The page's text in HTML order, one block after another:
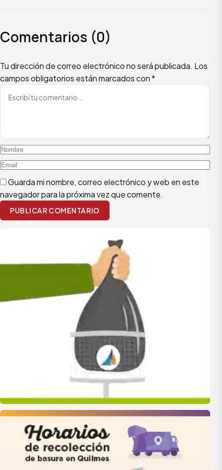
Comentarios (0)
Tu dirección de correo electrónico no será publicada. Los
campos obligatorios están marcados con*
Escribí tu comentario
Nombre
Email
Guarda mi nombre, correo electrónico y web en este
navegador para la próxima vez que comente.
PUBLICAR COMENTARIO
quilmes